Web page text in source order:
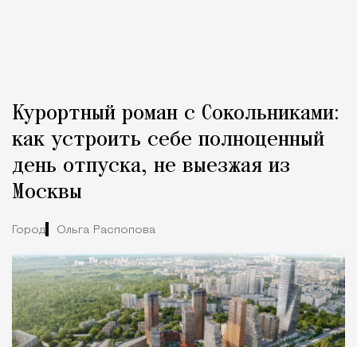
Курортный роман с Сокольниками:
как устроить себе полноценный
день отпуска, не выезжая из
Москвы
Город Ольга Распопова